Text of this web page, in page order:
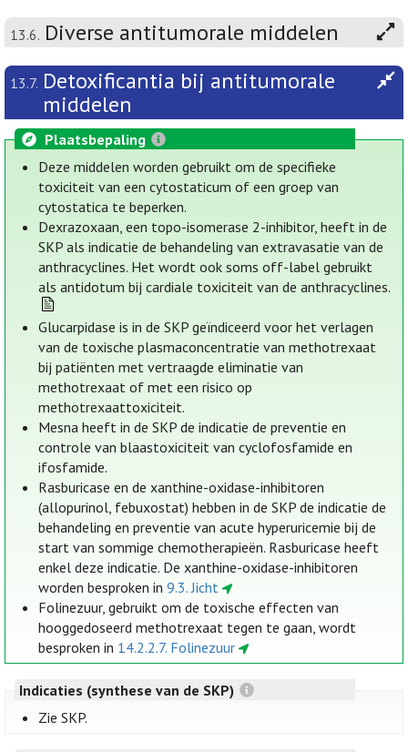
13.6. Diverse antitumorale middelen
13.7. Detoxificantia bij antitumorale
middelen
Plaatsbepaling
Deze middelen worden gebruikt om de specifieke
toxiciteit van een cytostaticum of een groep van
cytostatica te beperken.
Dexrazoxaan, een topo-isomerase 2-inhibitor, heeft in de
SKP als indicatie de behandeling van extravasatie van de
anthracyclines. Het wordt ook soms off-label gebruikt
als antidotum bij cardiale toxiciteit van de anthracyclines.
Glucarpidase is in de SKP geïndiceerd voor het verlagen
van de toxische plasmaconcentratie van methotrexaat
bij patiënten met vertraagde eliminatie van
methotrexaat of met een risico op
methotrexaattoxiciteit.
Mesna heeft in de SKP de indicatie de preventie en
controle van blaastoxiciteit van cyclofosfamide en
ifosfamide.
Rasburicase en de xanthine-oxidase-inhibitoren
(allopurinol, febuxostat) hebben in de SKP de indicatie de
behandeling en preventie van acute hyperuricemie bij de
start van sommige chemotherapieën. Rasburicase heeft
enkel deze indicatie. De xanthine-oxidase-inhibitoren
worden besproken in9.3. Jicht
Folinezuur, gebruikt om de toxische effecten van
hooggedoseerd methotrexaat tegen te gaan, wordt
besproken in 14.2.2.7. Folinezuur
Indicaties (synthese van de SKP)
Zie SKP.